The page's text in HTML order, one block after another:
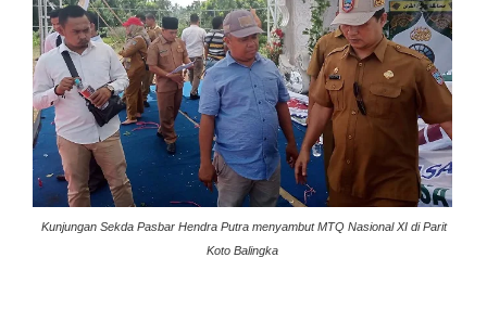
Kunjungan Sekda Pasbar Hendra Putra menyambut MTQ Nasional XI di Parit
Koto Balingka